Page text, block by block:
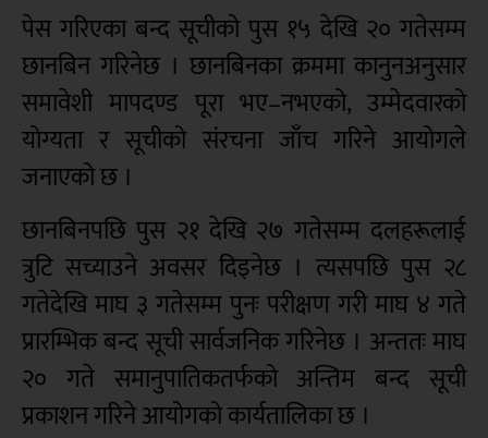
पेस गरिएका बन्द सूचीको पुस १५ देखि २० गतेसम्म
छानबिन गरिनेछ । छानबिनका क्रममा कानुनअनुसार
समावेशी मापदण्ड पूरा भए–नभएको, उम्मेदवारको
योग्यता र सूचीको संरचना जाँच गरिने आयोगले
जनाएको छ ।
छानबिनपछि पुस २१ देखि २७ गतेसम्म दलहरूलाई
त्रुटि सच्याउने अवसर दिइनेछ । त्यसपछि पुस २८
गतेदेखि माघ ३ गतेसम्म पुनः परीक्षण गरी माघ ४ गते
प्रारम्भिक बन्द सूची सार्वजनिक गरिनेछ । अन्ततः माघ
२० गते समानुपातिकतर्फको अन्तिम बन्द सूची
प्रकाशन गरिने आयोगको कार्यतालिका छ ।